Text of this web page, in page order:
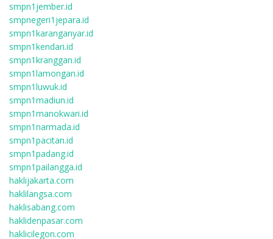
smpn1jember.id
smpnegeri1jepara.id
smpn1karanganyar.id
smpn1kendari.id
smpn1kranggan.id
smpn1lamongan.id
smpn1luwuk.id
smpn1madiun.id
smpn1manokwari.id
smpn1narmada.id
smpn1pacitan.id
smpn1padang.id
smpn1pailangga.id
haklijakarta.com
haklilangsa.com
haklisabang.com
haklidenpasar.com
haklicilegon.com